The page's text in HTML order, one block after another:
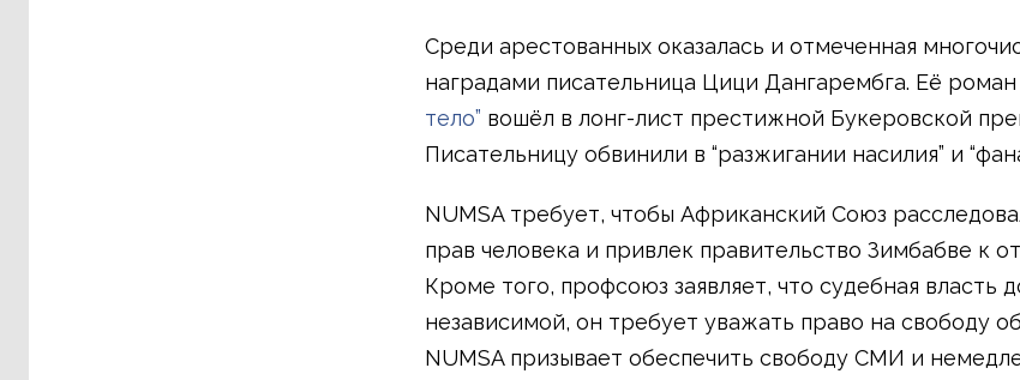
Среди арестованных оказалась и отмеченная
наградами писательница Цици Дангарембга. Её роман
тело” вошёл в лонг-лист престижной Букеровской
Писательницу обвинили в “разжигании насилия” и
NUMSA требует, чтобы Африканский Союз
прав человека и привлек правительство Зимбабве к
Кроме того, профсоюз заявляет, что судебная власть
независимой, он требует уважать право на свободу
NUMSA призывает обеспечить свободу СМИ и